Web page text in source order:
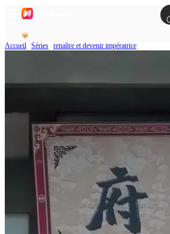
Accueil Séries renaître et devenir impératrice